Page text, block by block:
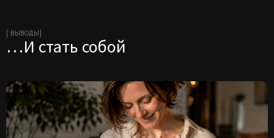
[ ВЫВОДЫ]
…И стать собой